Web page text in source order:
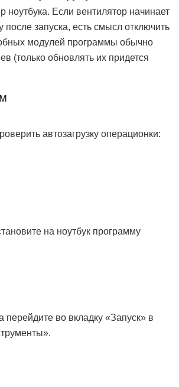
ноутбука. Если вентилятор начинает
после запуска, есть смысл отключить
модулей программы обычно
(только обновлять их придется
автозагрузку операционки:
на ноутбук программу
перейдите во вкладку «Запуск» в